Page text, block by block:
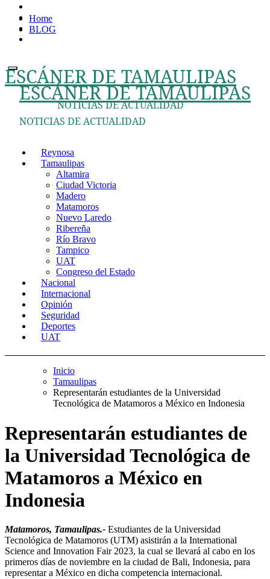
contenido
Home
BLOG
ESCÁNER DE TAMAULIPAS
NOTICIAS DE ACTUALIDAD
ESCÁNER DE TAMAULIPAS
NOTICIAS DE ACTUALIDAD
Reynosa
Tamaulipas
Altamira
Ciudad Victoria
Madero
Matamoros
Nuevo Laredo
Ribereña
Río Bravo
Tampico
UAT
Congreso del Estado
Nacional
Internacional
Opinión
Seguridad
Deportes
UAT
Inicio
Tamaulipas
Representarán estudiantes de la Universidad
Tecnológica de Matamoros a México en Indonesia
Representarán estudiantes de
la Universidad Tecnológica de
Matamoros a México en
Indonesia
Matamoros, Tamaulipas.- Estudiantes de la Universidad
Tecnológica de Matamoros (UTM) asistirán a la International
Science and Innovation Fair 2023, la cual se llevará al cabo en los
primeros días de noviembre en la ciudad de Bali, Indonesia, para
representar a México en dicha competencia internacional.